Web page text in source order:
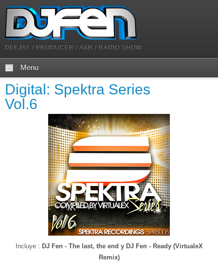
DEEJAY / PRODUCER / A&R / RADIO SHOW
Menu
Digital: Spektra Series
Vol.6
Incluye : DJ Fen - The last, the end y DJ Fen - Ready (VirtualeX
Remix)